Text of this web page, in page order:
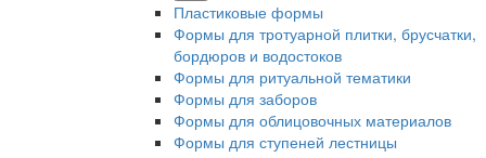
Пластиковые формы
Формы для тротуарной плитки, брусчатки,
бордюров и водостоков
Формы для ритуальной тематики
Формы для заборов
Формы для облицовочных материалов
Формы для ступеней лестницы